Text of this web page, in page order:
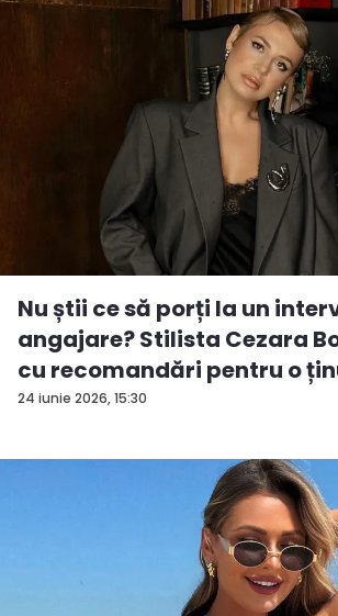
24 iunie 2026, 15:30
Nu știi ce să porți la un
angajare? Stilista Cezara
cu recomandări pentru o